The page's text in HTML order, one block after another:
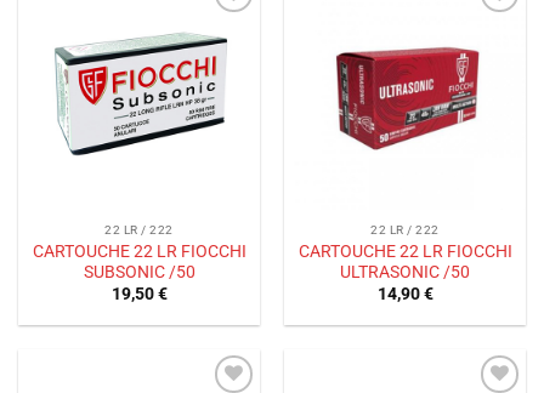
à la liste
de
souhaits
22 LR / 222
CARTOUCHE 22 LR FIOCCHI
SUBSONIC /50
19,50€
à la liste
de
souhaits
22 LR / 222
CARTOUCHE 22 LR FIOCCHI
ULTRASONIC /50
14,90€